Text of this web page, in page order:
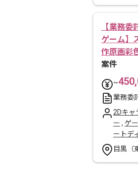
【業務
ゲーム】
作原画彩
案件
~
業務委
2Dキャ
ー , ゲ
ートデ
目黒（